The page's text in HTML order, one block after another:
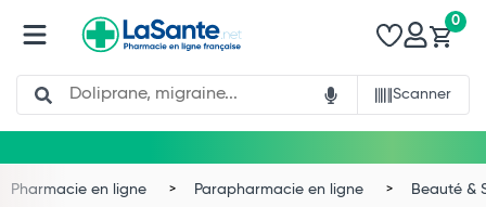
Search
Scanner
0
Pharmacie en ligne Parapharmacie en ligne Beauté &